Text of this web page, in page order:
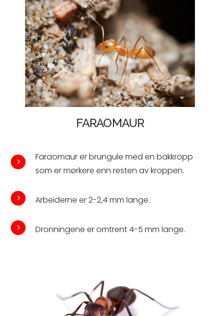
FARAOMAUR
Faraomaur er brungule med en bakkropp
som er mørkere enn resten av kroppen.
Arbeiderne er 2-2,4 mm lange.
Dronningene er omtrent 4-5 mm lange.